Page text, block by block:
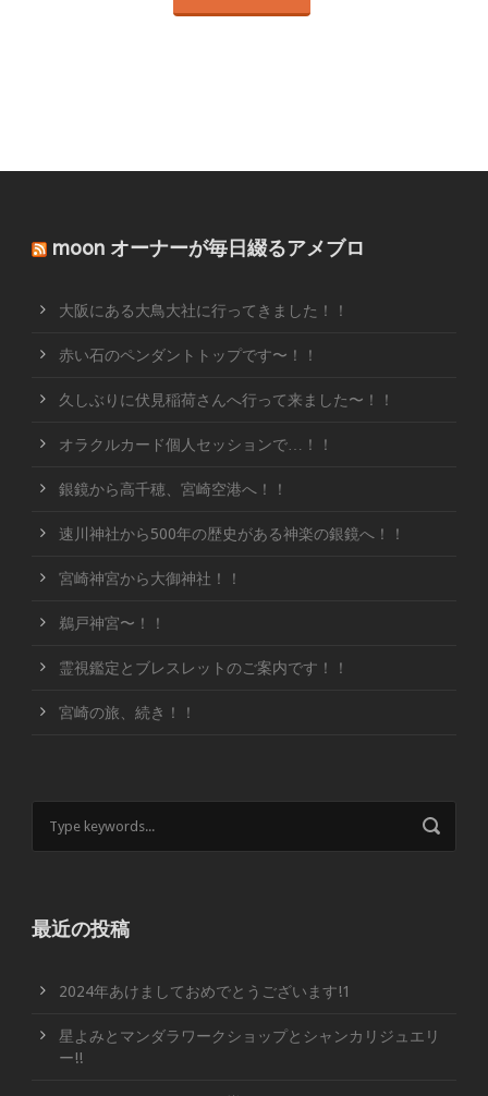
moon オーナーが毎日綴るアメブロ
大阪にある大鳥大社に行ってきました！！
赤い石のペンダントトップです〜！！
久しぶりに伏見稲荷さんへ行って来ました〜！！
オラクルカード個人セッションで…！！
銀鏡から高千穂、宮崎空港へ！！
速川神社から500年の歴史がある神楽の銀鏡へ！！
宮崎神宮から大御神社！！
鵜戸神宮〜！！
霊視鑑定とブレスレットのご案内です！！
宮崎の旅、続き！！
最近の投稿
2024年あけましておめでとうございます!1
星よみとマンダラワークショップとシャンカリジュエリ
ー!!